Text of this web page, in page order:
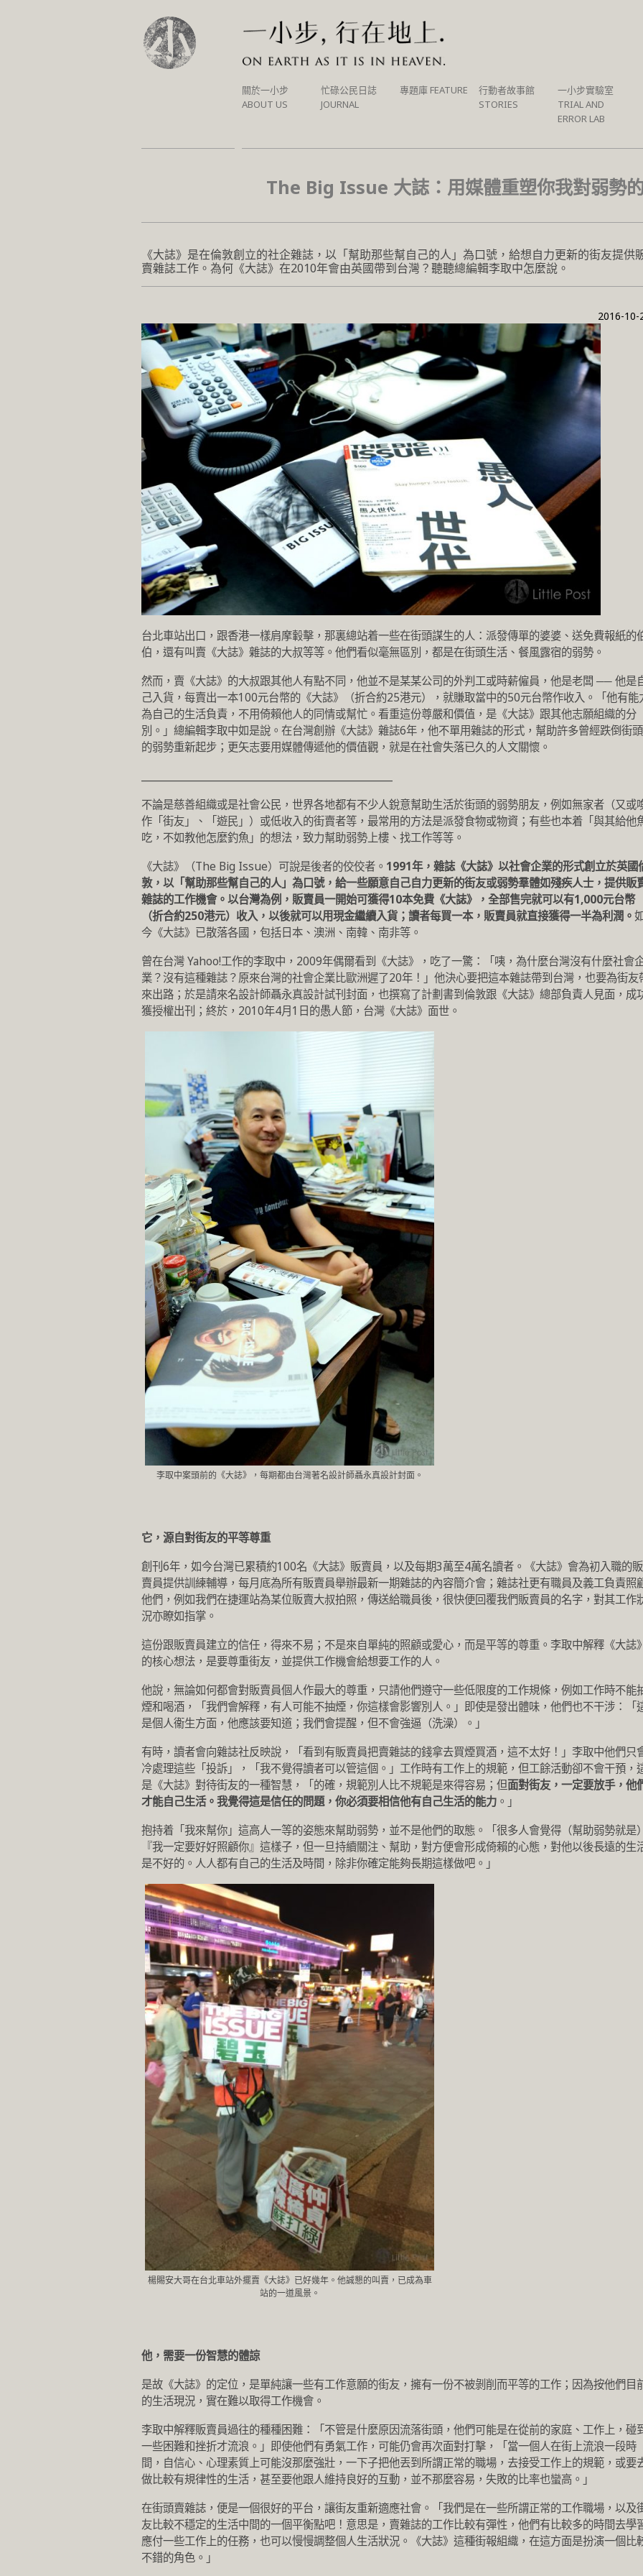
SKIP
TO
關於一小步
ABOUT US
忙碌公民日誌
JOURNAL
專題庫 FEATURE
行動者故事館
STORIES
一小步實驗室
TRIAL AND
ERROR LAB
The Big Issue 大誌：用媒體重塑你我對弱勢
《大誌》是在倫敦創立的社企雜誌，以「幫助那些幫自己的人」為口號，給想自力更新的街友提供
賣雜誌工作。為何《大誌》在2010年會由英國帶到台灣？聽聽總編輯李取中怎麼說。
2016-10-
台北車站出口，跟香港一樣肩摩轂擊，那裏總站着一些在街頭謀生的人：派發傳單的婆婆、送免費報紙的
伯，還有叫賣《大誌》雜誌的大叔等等。他們看似毫無區別，都是在街頭生活、餐風露宿的弱勢。
然而，賣《大誌》的大叔跟其他人有點不同，他並不是某某公司的外判工或時薪僱員，他是老闆 ── 他是
己入貨，每賣出一本100元台幣的《大誌》（折合約25港元），就賺取當中的50元台幣作收入。「他有能
為自己的生活負責，不用倚賴他人的同情或幫忙。看重這份尊嚴和價值，是《大誌》跟其他志願組織的分
別。」總編輯李取中如是說。在台灣創辦《大誌》雜誌6年，他不單用雜誌的形式，幫助許多曾經跌倒街頭
的弱勢重新起步；更矢志要用媒體傳遞他的價值觀，就是在社會失落已久的人文關懷。
不論是慈善組織或是社會公民，世界各地都有不少人銳意幫助生活於街頭的弱勢朋友，例如無家者（又或
作「街友」、「遊民」）或低收入的街賣者等，最常用的方法是派發食物或物資；有些也本着「與其給他
吃，不如教他怎麼釣魚」的想法，致力幫助弱勢上樓、找工作等等。
《大誌》（The Big Issue）可說是後者的佼佼者。 1991年，雜誌《大誌》以社會企業的形式創立於英國
敦，以「幫助那些幫自己的人」為口號，給一些願意自己自力更新的街友或弱勢羣體如殘疾人士，提供販
雜誌的工作機會。以台灣為例，販賣員一開始可獲得10本免費《大誌》，全部售完就可以有1,000元台幣
（折合約250港元）收入，以後就可以用現金繼續入貨；讀者每買一本，販賣員就直接獲得一半為利潤。
今《大誌》已散落各國，包括日本、澳洲、南韓、南非等。
曾在台灣 Yahoo!工作的李取中，2009年偶爾看到《大誌》，吃了一驚：「咦，為什麼台灣沒有什麼社會
業？沒有這種雜誌？原來台灣的社會企業比歐洲遲了20年！」他決心要把這本雜誌帶到台灣，也要為街友
來出路；於是請來名設計師聶永真設計試刊封面，也撰寫了計劃書到倫敦跟《大誌》總部負責人見面，成
獲授權出刊；終於，2010年4月1日的愚人節，台灣《大誌》面世。
李取中案頭前的《大誌》，每期都由台灣著名設計師聶永真設計封面。
它，源自對街友的平等尊重
創刊6年，如今台灣已累積約100名《大誌》販賣員，以及每期3萬至4萬名讀者。《大誌》會為初入職的販
賣員提供訓練輔導，每月底為所有販賣員舉辦最新一期雜誌的內容簡介會；雜誌社更有職員及義工負責照
他們，例如我們在捷運站為某位販賣大叔拍照，傳送給職員後，很快便回覆我們販賣員的名字，對其工作
況亦瞭如指掌。
這份跟販賣員建立的信任，得來不易；不是來自單純的照顧或愛心，而是平等的尊重。李取中解釋《大誌
的核心想法，是要尊重街友，並提供工作機會給想要工作的人。
他說，無論如何都會對販賣員個人作最大的尊重，只請他們遵守一些低限度的工作規條，例如工作時不能
煙和喝酒，「我們會解釋，有人可能不抽煙，你這樣會影響別人。」即使是發出體味，他們也不干涉：「
是個人衞生方面，他應該要知道；我們會提醒，但不會強逼（洗澡）。」
有時，讀者會向雜誌社反映說，「看到有販賣員把賣雜誌的錢拿去買煙買酒，這不太好！」李取中他們只
冷處理這些「投訴」，「我不覺得讀者可以管這個。」工作時有工作上的規範，但工餘活動卻不會干預，
是《大誌》對待街友的一種智慧，「的確，規範別人比不規範是來得容易；但面對街友，一定要放手，他
才能自己生活。我覺得這是信任的問題，你必須要相信他有自己生活的能力 。」
抱持着「我來幫你」這高人一等的姿態來幫助弱勢，並不是他們的取態。「很多人會覺得（幫助弱勢就是
『我一定要好好照顧你』這樣子，但一旦持續關注、幫助，對方便會形成倚賴的心態，對他以後長遠的生
是不好的。人人都有自己的生活及時間，除非你確定能夠長期這樣做吧。」
楊賜安大哥在台北車站外擺賣《大誌》已好幾年。他誠懇的叫賣，已成為車
站的一道風景。
他，需要一份智慧的體諒
是故《大誌》的定位，是單純讓一些有工作意願的街友，擁有一份不被剝削而平等的工作；因為按他們目
的生活現況，實在難以取得工作機會。
李取中解釋販賣員過往的種種困難：「不管是什麼原因流落街頭，他們可能是在從前的家庭、工作上，碰
一些困難和挫折才流浪。」即使他們有勇氣工作，可能仍會再次面對打擊，「當一個人在街上流浪一段時
間，自信心、心理素質上可能沒那麼強壯，一下子把他丟到所謂正常的職場，去接受工作上的規範，或要
做比較有規律性的生活，甚至要他跟人維持良好的互動，並不那麼容易，失敗的比率也蠻高。」
在街頭賣雜誌，便是一個很好的平台，讓街友重新適應社會。「我們是在一些所謂正常的工作職場，以及
友比較不穩定的生活中間的一個平衡點吧！意思是，賣雜誌的工作比較有彈性，他們有比較多的時間去學
應付一些工作上的任務，也可以慢慢調整個人生活狀況。《大誌》這種街報組織，在這方面是扮演一個比
不錯的角色。」